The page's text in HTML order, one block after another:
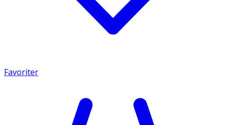
Favoriter